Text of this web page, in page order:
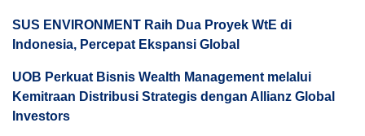
SUS ENVIRONMENT Raih Dua Proyek WtE di
Indonesia, Percepat Ekspansi Global
UOB Perkuat Bisnis Wealth Management melalui
Kemitraan Distribusi Strategis dengan Allianz Global
Investors